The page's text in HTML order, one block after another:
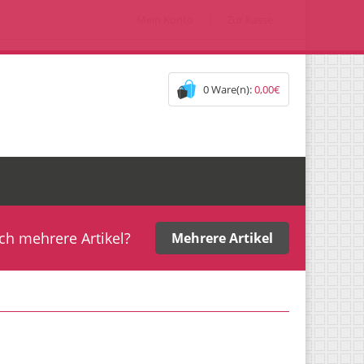
0 Ware(n):0,00€
Mehrere Artikel
mehrere Artikel?